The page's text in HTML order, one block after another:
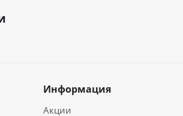
Информация
Акции